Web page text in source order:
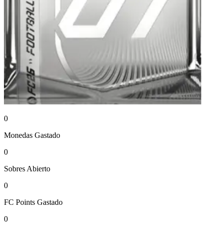
0
Monedas Gastado
0
Sobres Abierto
0
FC Points Gastado
0